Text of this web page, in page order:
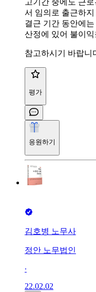
고기간 중에도 근
서 임의로 출근하
결근 기간 동안에
산정에 있어 불이
참고하시기 바랍니
평가
응원하기
김호병 노무사
정안 노무법인
∙
22.02.02